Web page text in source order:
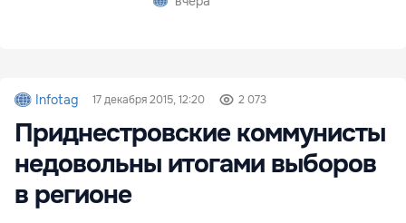
Infotag 17 декабря 2015, 12:20 2 073
Приднестровские коммунисты
недовольны итогами выборов
в регионе